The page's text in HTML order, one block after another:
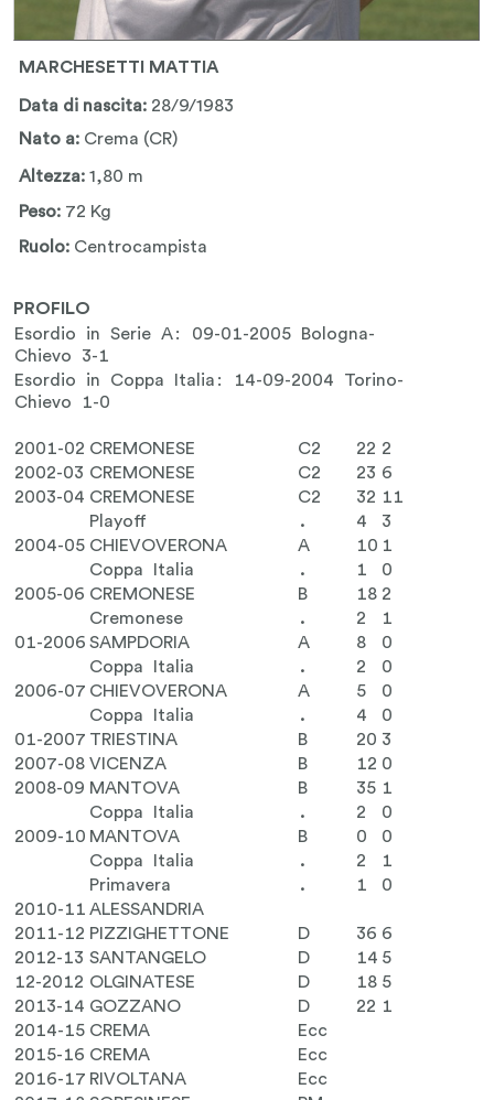
MARCHESETTI MATTIA
Data di nascita: 28/9/1983
Nato a: Crema (CR)
Altezza:1,80 m
Peso: 72 Kg
Ruolo: Centrocampista
PROFILO
Esordio in Serie A: 09-01-2005 Bologna-
Chievo 3-1
Esordio in Coppa Italia: 14-09-2004 Torino-
Chievo 1-0
2001-02 CREMONESE C2 22 2
2002-03 CREMONESE C2 23 6
2003-04 CREMONESE C2 32 11
Playoff
. 4
3
2004-05 CHIEVOVERONA A 10 1
Coppa Italia
. 1
0
2005-06 CREMONESE B 18 2
Cremonese
. 2
1
01-2006 SAMPDORIA A 8
0
Coppa Italia
. 2
0
2006-07 CHIEVOVERONA A 5
0
Coppa Italia
. 4
0
01-2007 TRIESTINA B 20 3
2007-08 VICENZA B 12 0
2008-09 MANTOVA B 35 1
Coppa Italia
. 2
0
2009-10 MANTOVA B 0
0
Coppa Italia
. 2
1
Primavera
. 1
0
2010-11 ALESSANDRIA
2011-12 PIZZIGHETTONE D 36 6
2012-13 SANTANGELO D 14 5
12-2012 OLGINATESE D 18 5
2013-14 GOZZANO D 22 1
2014-15 CREMA
Ecc
2015-16 CREMA
Ecc
2016-17 RIVOLTANA
Ecc